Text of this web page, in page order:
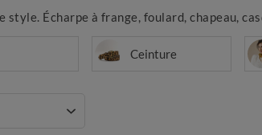
Écharpe à frange, foulard, chapeau,
Ceinture